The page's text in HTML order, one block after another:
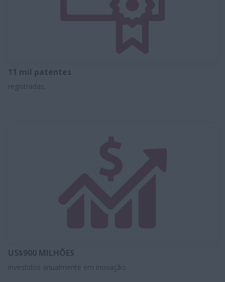
11 mil patentes
registradas.
US$900 MILHÕES
investidos anualmente em inovação.